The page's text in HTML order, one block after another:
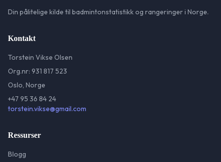
Din pålitelige kilde til badmintonstatistikk og rangeringer i Norge.
Kontakt
Torstein Vikse Olsen
Org.nr: 931 817 523
Oslo, Norge
+47 95 36 84 24
torstein.vikse@gmail.com
Ressurser
Blogg